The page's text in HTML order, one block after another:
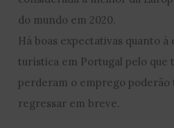
do mundo em 2020.
Há boas expectativas quanto à
turística em Portugal pelo que
perderam o emprego poderão
regressar em breve.